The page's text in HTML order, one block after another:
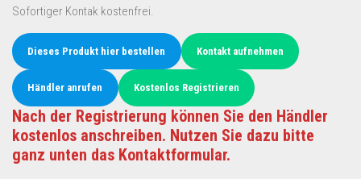
Sofortiger Kontak kostenfrei.
Dieses Produkt hier bestellen Kontakt aufnehmen
Händler anrufen Kostenlos Registrieren
Nach der Registrierung können Sie den Händler
kostenlos anschreiben. Nutzen Sie dazu bitte
ganz unten das Kontaktformular.